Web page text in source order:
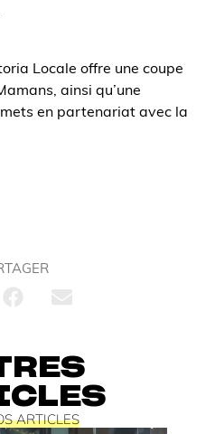
Locale offre une coupe
ainsi qu’une
en partenariat avec la
ARTICLES